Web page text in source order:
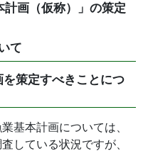
計画（仮称）」の策定
て
策定すべきことにつ
基本計画については、
している状況ですが、